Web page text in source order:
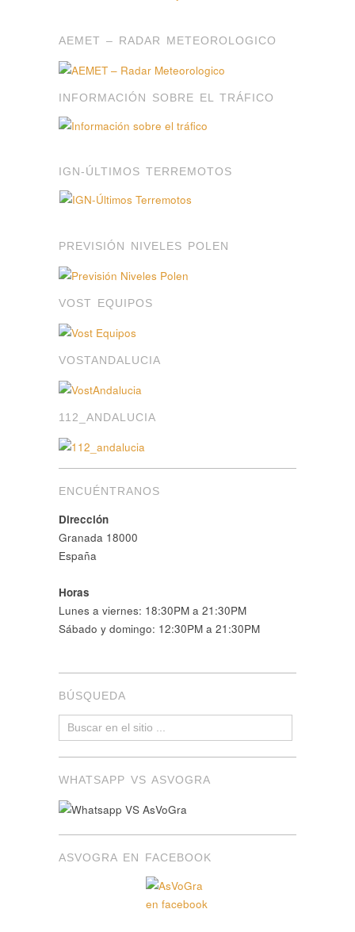
AEMET – RADAR METEOROLOGICO
INFORMACIÓN SOBRE EL TRÁFICO
IGN-ÚLTIMOS TERREMOTOS
PREVISIÓN NIVELES POLEN
VOST EQUIPOS
VOSTANDALUCIA
112_ANDALUCIA
ENCUÉNTRANOS
Dirección
Granada 18000
España
Horas
Lunes a viernes: 18:30PM a 21:30PM
Sábado y domingo: 12:30PM a 21:30PM
BÚSQUEDA
WHATSAPP VS ASVOGRA
ASVOGRA EN FACEBOOK